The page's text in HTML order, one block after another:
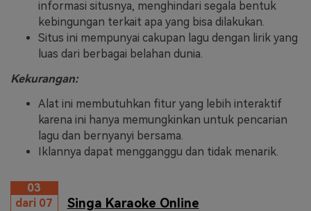
informasi situsnya, menghindari segala bentuk
kebingungan terkait apa yang bisa dilakukan.
Situs ini mempunyai cakupan lagu dengan lirik yang
luas dari berbagai belahan dunia.
Kekurangan:
Alat ini membutuhkan fitur yang lebih interaktif
karena ini hanya memungkinkan untuk pencarian
lagu dan bernyanyi bersama.
Iklannya dapat mengganggu dan tidak menarik.
03
dari 07
Singa Karaoke Online